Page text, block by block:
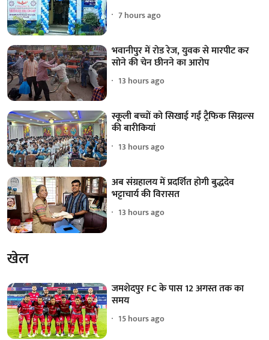
7 hours ago
भवानीपुर में रोड रेज, युवक से मारपीट कर
सोने की चेन छीनने का आरोप
13 hours ago
स्कूली बच्चों को सिखाई गईं ट्रैफिक सिग्नल्स
की बारीकियां
13 hours ago
अब संग्रहालय में प्रदर्शित होगी बुद्धदेव
भट्टाचार्य की विरासत
13 hours ago
खेल
जमशेदपुर FC के पास 12 अगस्त तक का
समय
15 hours ago